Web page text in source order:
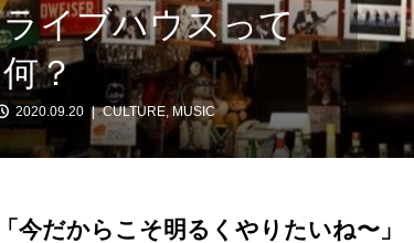
ライブハウスって
何？
2020.09.20 CULTURE, MUSIC
「今だからこそ明るくやりたいね〜」